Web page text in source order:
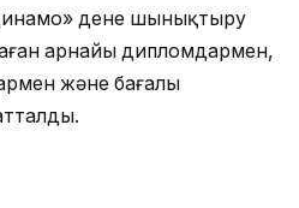
дене шынықтыру
арнайы дипломдармен,
және бағалы